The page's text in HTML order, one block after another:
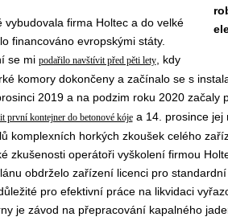
vybudovala firma Holtec a do velké
financováno evropskými státy.
se mi podařilo navštívit před pěti lety, kdy
komory dokončeny a začínalo se s
2019 a na podzim roku 2020 začaly
první kontejner do betonové kójea 14. prosince jej
komplexních horkých zkoušek celého
zkušenosti operátoři vyškolení firmou
obdrželo zařízení licenci pro
pro efektivní práce na likvidaci
je závod na přepracování kapalného